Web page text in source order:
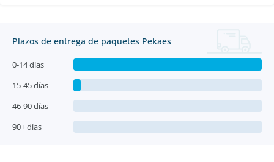
Plazos de entrega de paquetes Pekaes
0-14 días
15-45 días
46-90 días
90+ días